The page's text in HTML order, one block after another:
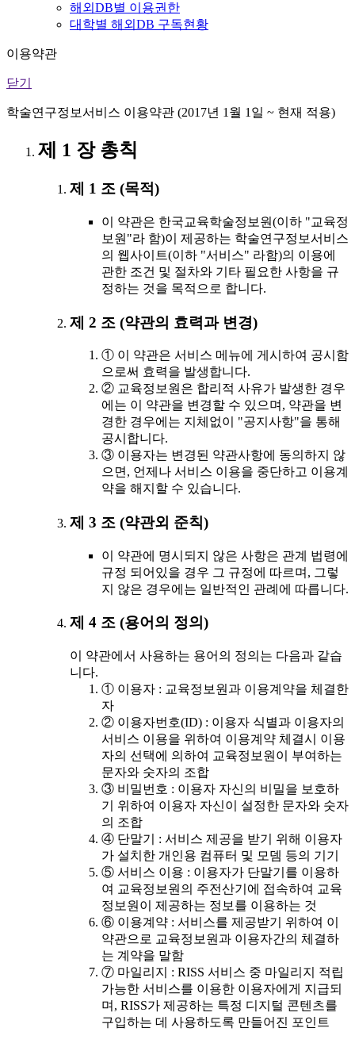
해외DB별 이용권한
대학별 해외DB 구독현황
이용약관
닫기
학술연구정보서비스 이용약관 (2017년 1월 1일 ~ 현재 적용)
제 1 장 총칙
제 1 조 (목적)
이 약관은 한국교육학술정보원(이하 "교육정
보원"라 함)이 제공하는 학술연구정보서비스
의 웹사이트(이하 "서비스" 라함)의 이용에
관한 조건 및 절차와 기타 필요한 사항을 규
정하는 것을 목적으로 합니다.
제 2 조 (약관의 효력과 변경)
① 이 약관은 서비스 메뉴에 게시하여 공시함
으로써 효력을 발생합니다.
② 교육정보원은 합리적 사유가 발생한 경우
에는 이 약관을 변경할 수 있으며, 약관을 변
경한 경우에는 지체없이 "공지사항"을 통해
공시합니다.
③ 이용자는 변경된 약관사항에 동의하지 않
으면, 언제나 서비스 이용을 중단하고 이용계
약을 해지할 수 있습니다.
제 3 조 (약관외 준칙)
이 약관에 명시되지 않은 사항은 관계 법령에
규정 되어있을 경우 그 규정에 따르며, 그렇
지 않은 경우에는 일반적인 관례에 따릅니다.
제 4 조 (용어의 정의)
이 약관에서 사용하는 용어의 정의는 다음과 같습
니다.
① 이용자 : 교육정보원과 이용계약을 체결한
자
② 이용자번호(ID) : 이용자 식별과 이용자의
서비스 이용을 위하여 이용계약 체결시 이용
자의 선택에 의하여 교육정보원이 부여하는
문자와 숫자의 조합
③ 비밀번호 : 이용자 자신의 비밀을 보호하
기 위하여 이용자 자신이 설정한 문자와 숫자
의 조합
④ 단말기 : 서비스 제공을 받기 위해 이용자
가 설치한 개인용 컴퓨터 및 모뎀 등의 기기
⑤ 서비스 이용 : 이용자가 단말기를 이용하
여 교육정보원의 주전산기에 접속하여 교육
정보원이 제공하는 정보를 이용하는 것
⑥ 이용계약 : 서비스를 제공받기 위하여 이
약관으로 교육정보원과 이용자간의 체결하
는 계약을 말함
⑦ 마일리지 : RISS 서비스 중 마일리지 적립
가능한 서비스를 이용한 이용자에게 지급되
며, RISS가 제공하는 특정 디지털 콘텐츠를
구입하는 데 사용하도록 만들어진 포인트